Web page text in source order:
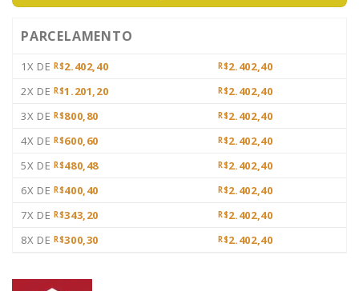
PARCELAMENTO
1X DE R$2.402,40 R$2.402,40
2X DE R$1.201,20 R$2.402,40
3X DE R$800,80 R$2.402,40
4X DE R$600,60 R$2.402,40
5X DE R$480,48 R$2.402,40
6X DE R$400,40 R$2.402,40
7X DE R$343,20 R$2.402,40
8X DE R$300,30 R$2.402,40